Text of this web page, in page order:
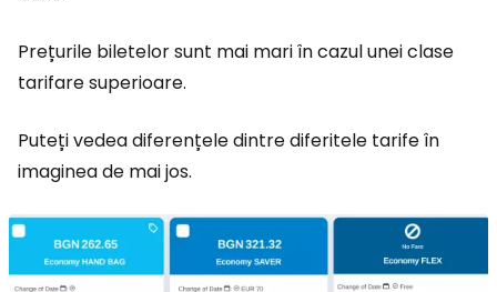
Prețurile biletelor sunt mai mari în cazul unei clase
tarifare superioare.
Puteți vedea diferențele dintre diferitele tarife în
imaginea de mai jos.